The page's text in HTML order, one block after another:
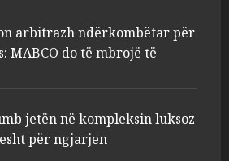
Pacolli paralajmëron
arbitrazh ndërkombëtar për
Aeroportin e Vlorës: MABCO
do të mbrojë të drejtat e saj
arbitrazh ndërkombëtar për
MABCO do të mbrojë të
jetën në kompleksin luksoz
për ngjarjen